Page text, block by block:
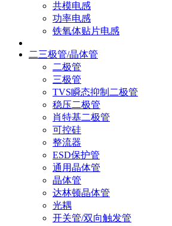
共模电感
功率电感
铁氧体贴片电感
二三极管/晶体管
二极管
三极管
TVS瞬态抑制二极管
稳压二极管
肖特基二极管
可控硅
整流器
ESD保护管
通用晶体管
晶体管
达林顿晶体管
光耦
开关管/双向触发管